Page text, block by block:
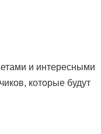
и интересными
которые будут